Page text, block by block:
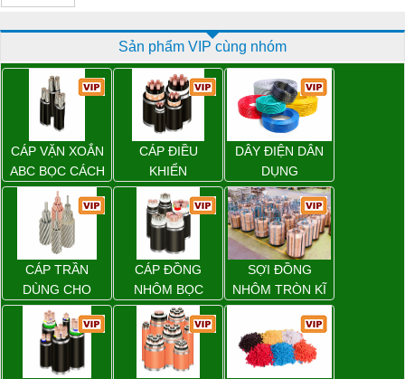
Sản phẩm VIP cùng nhóm
CÁP VẶN XOẮN
ABC BỌC CÁCH
ĐIỆN XLPE
CÁP ĐIỀU
KHIỂN
DÂY ĐIỆN DÂN
DỤNG
CÁP TRẦN
DÙNG CHO
ĐƯỜNG DÂY
TẢI ĐIỆN TRÊN
KHÔNG
CÁP ĐỒNG
NHÔM BỌC
SỢI ĐỒNG
NHÔM TRÒN KĨ
THUẬT ĐIỆN